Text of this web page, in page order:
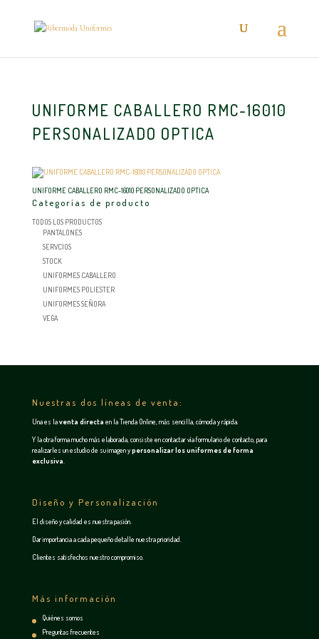
UNIFORME CABALLERO RMC-16010
PERSONALIZADO OPTICA
UNIFORME CABALLERO RMC-16010 PERSONALIZADO OPTICA
Categorías de producto
TODOS LOS PRODUCTOS
PANTALONES
SERVCIOS
STOCK
UNIFORMES CABALLERO
UNIFORMES POLIESTER
UNIFORMES SEÑORA
VEGA
Nuestras dos líneas de venta:
Una es laventa directa en laTienda Online , más sencilla, cómoda y rápida.
Y la otra forma mucho más elaborada, consiste en contactar víaformulario de contacto, para
realizarles un estudio de su imagen ypersonalizar los uniformes de forma
exclusiva
Diseño y Personalización
El diseño y calidad es nuestra pasión.
Dar importancia a cada pequeño detalle nuestra prioridad.
Clientes satisfechos nuestro compromiso.
Más información
Quiénes somos
Preguntas frecuentes